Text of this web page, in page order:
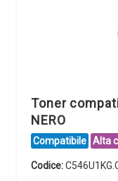
Toner
NERO
Compatibile Alta
Codice: